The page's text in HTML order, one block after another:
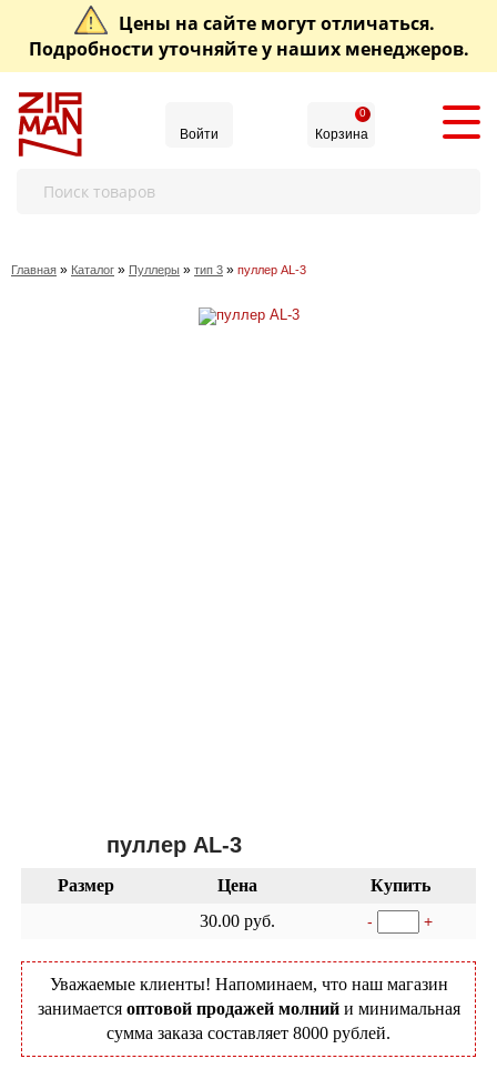
Цены на сайте могут отличаться.
Подробности уточняйте у наших менеджеров.
Войти Корзина
0
Главная » Каталог » Пуллеры » тип 3 » пуллер AL-3
пуллер AL-3
Размер Цена
Купить
30.00 руб.
- +
Уважаемые клиенты! Напоминаем, что наш магазин
занимается оптовой продажей молнийи минимальная
сумма заказа составляет 8000 рублей.